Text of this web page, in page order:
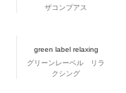
ザコンプアス
green label relaxing
グリーンレーベル リラ
クシング